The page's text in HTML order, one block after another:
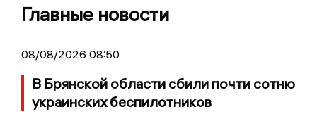
Главные новости
08/08/2026 08:50
В Брянской области сбили почти сотню
украинских беспилотников